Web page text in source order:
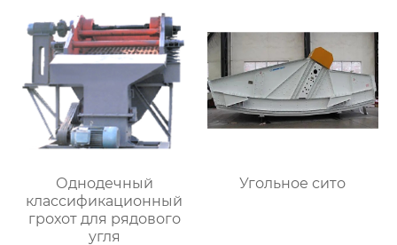
Однодечный
классификационный
грохот для рядового
угля
Угольное сито